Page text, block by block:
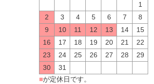
1
2
3 4 5 6 7
8
9
10 11 12 13 14
15
16
17 18 19 20 21
22
23
24 25 26 27 28
29
30
31
■が定休日です。